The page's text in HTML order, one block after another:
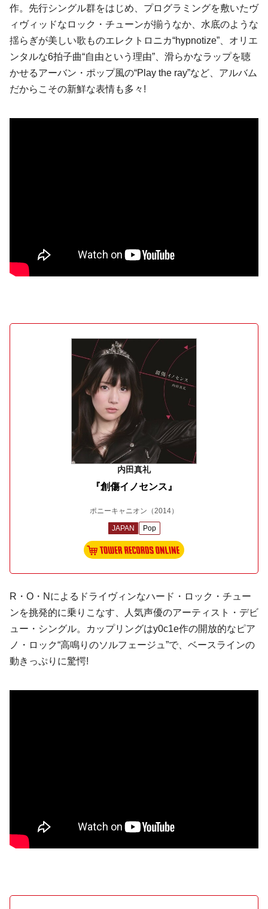
作。先行シングル群をはじめ、プログラミングを敷いたヴ
ィヴィッドなロック・チューンが揃うなか、水底のような
揺らぎが美しい歌ものエレクトロニカ“hypnotize”、オリエ
ンタルな6拍子曲“自由という理由”、滑らかなラップを聴
かせるアーバン・ポップ風の“Play the ray”など、アルバム
だからこその新鮮な表情も多々!
内田真礼
『創傷イノセンス』
ポニーキャニオン （2014）
JAPAN Pop
R・O・Nによるドライヴィンなハード・ロック・チュー
ンを挑発的に乗りこなす、人気声優のアーティスト・デビ
ュー・シングル。カップリングはy0c1e作の開放的なピア
ノ・ロック“高鳴りのソルフェージュ”で、ベースラインの
動きっぷりに驚愕!